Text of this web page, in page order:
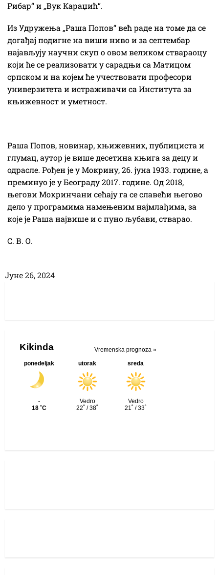
Рибар“ и „Вук Караџић“.
Из Удружења „Раша Попов“ већ раде на томе да се
догађај подигне на виши ниво и за септембар
најављују научни скуп о овом великом ствараоцу
који ће се реализовати у сарадњи са Матицом
српском и на којем ће учествовати професори
универзитета и истраживачи са Института за
књижевност и уметност.
Раша Попов, новинар, књижевник, публициста и
глумац, аутор је више десетина књига за децу и
одрасле. Рођен је у Мокрину, 26. јуна 1933. године, а
преминуо је у Београду 2017. године. Од 2018,
његови Мокринчани сећају га се славећи његово
дело у програмима намењеним најмлађима, за
које је Раша највише и с пуно љубави, стварао.
С. В. О.
Јуне 26, 2024